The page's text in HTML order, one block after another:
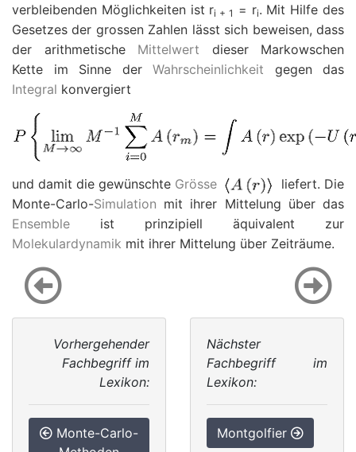
verbleibenden Möglichkeiten ist ri + 1 = ri. Mit Hilfe des
Gesetzes der grossen Zahlen lässt sich beweisen, dass
der arithmetische Mittelwert dieser Markowschen
Kette im Sinne der Wahrscheinlichkeit gegen das
Integral konvergiert
und damit die gewünschte Grösse
liefert. Die
Monte-Carlo-Simulation mit ihrer Mittelung über das
Ensemble ist prinzipiell äquivalent zur
Molekulardynamik mit ihrer Mittelung über Zeiträume.
Vorhergehender
Fachbegriff im
Lexikon:
Monte-Carlo-
Nächster
Fachbegriff im
Lexikon:
Montgolfier